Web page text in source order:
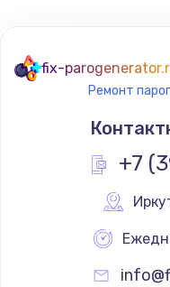
fix-
Ремонт
+7